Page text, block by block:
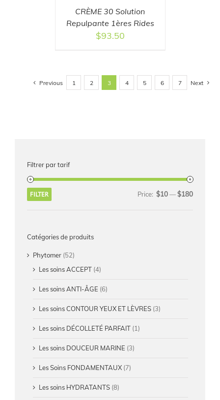
CRÈME 30 Solution
Repulpante 1ères Rides
$93.50
Previous 1 2 3 4 5 6 7 Next
Filtrer par tarif
FILTER Price: $10—$180
Catégories de produits
Phytomer (52)
Les soins ACCEPT (4)
Les soins ANTI-ÂGE (6)
Les soins CONTOUR YEUX ET LÈVRES (3)
Les soins DÉCOLLETÉ PARFAIT (1)
Les soins DOUCEUR MARINE (3)
Les Soins FONDAMENTAUX (7)
Les soins HYDRATANTS (8)